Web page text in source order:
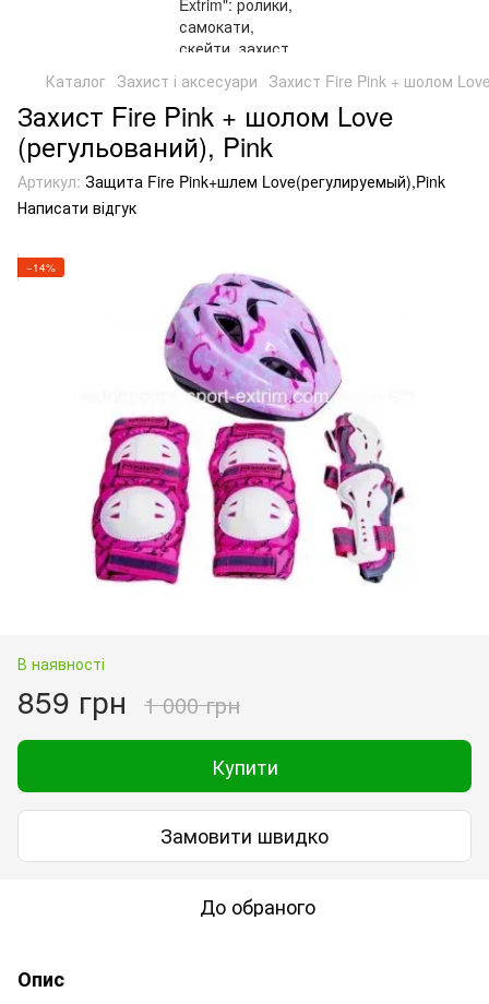
Каталог Захист і аксесуари Захист Fire Pink + шолом
Захист Fire Pink + шолом Love
(регульований), Pink
Артикул: Защита Fire Pink+шлем Love(регулируемый),Pink
Написати відгук
−14%
В наявності
859 грн 1 000 грн
Купити
Замовити швидко
До обраного
Опис